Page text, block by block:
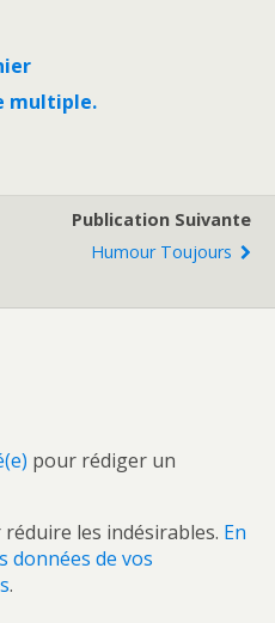
multiple.
Publication Suivante
Humour Toujours
pour rédiger un
les indésirables. En
données de vos
.